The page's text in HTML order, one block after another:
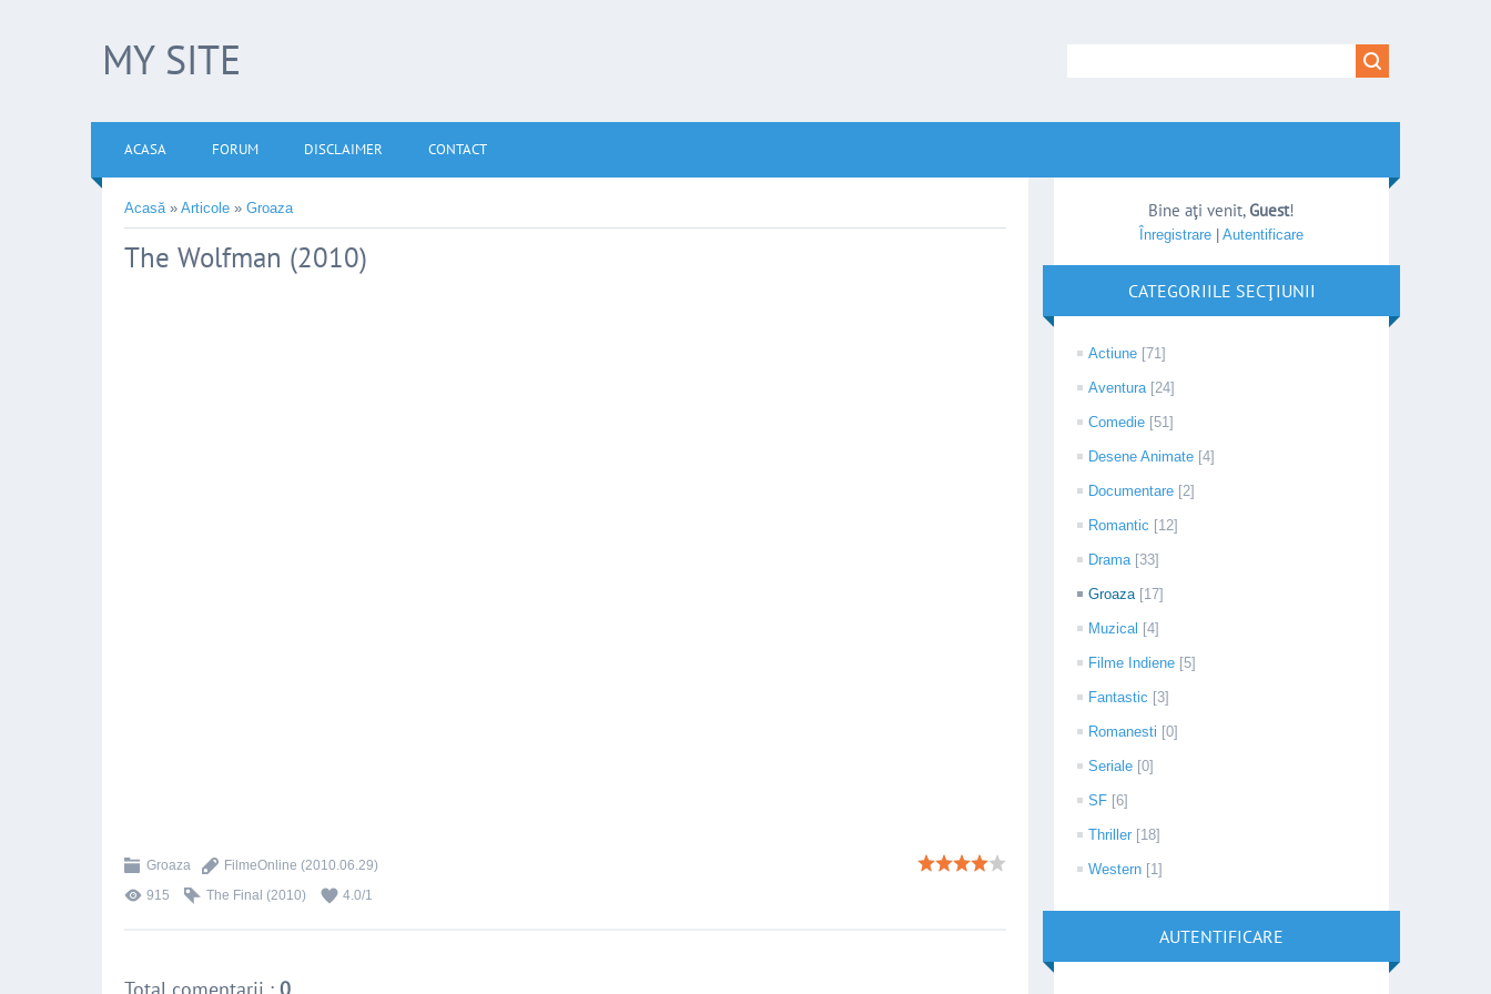
MY SITE
ACASA FORUM DISCLAIMER CONTACT
Acasă» Articole » Groaza
The Wolfman (2010)
Groaza FilmeOnline (2010.06.29)
915
The Final (2010) 4.0/1
Bine aţi venit, Guest!
Înregistrare |Autentificare
CATEGORIILE SECŢIUNII
Actiune [71]
Aventura [24]
Comedie [51]
Desene Animate [4]
Documentare [2]
Romantic [12]
Drama [33]
Groaza [17]
Muzical [4]
Filme Indiene [5]
Fantastic [3]
Romanesti [0]
Seriale [0]
SF [6]
Thriller [18]
Western [1]
AUTENTIFICARE